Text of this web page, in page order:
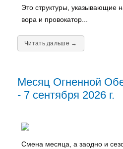
Это структуры, указывающие
вора и провокатор...
Читать дальше →
Месяц Огненной
- 7 сентября 2026 г.
Смена месяца, а заодно и